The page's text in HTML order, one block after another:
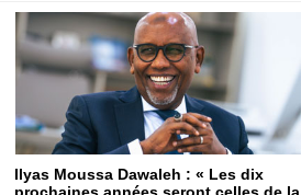
Ilyas Moussa Dawaleh : « Les dix